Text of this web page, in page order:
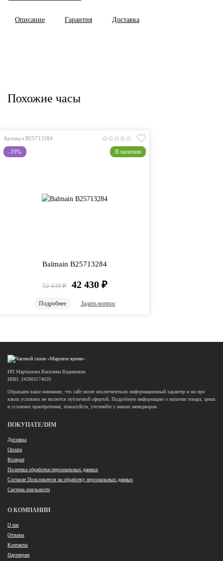
Описание Гарантия Доставка
Похожие часы
Артикул B25713284
-19% В наличии
Balmain B25713284
52 430 ₽ 42 430 ₽
Подробнее Задать вопрос
ИП Мартынова Василина Вадимовна
ИНН: 243903174029
Обращаем ваше внимание, что сайт носит исключительно информационный характер и ни при
каких условиях не является публичной офертой. Подробную информацию о наличии товара, ценах
и условиях приобретения, пожалуйста, уточняйте у наших менеджеров.
ПОКУПАТЕЛЯМ
Доставка
Оплата
Возврат
Политика обработки персональных данных
Согласие Пользователя на обработку персональных данных
Система лояльности
О КОМПАНИИ
О нас
Отзывы
Контакты
Партнерам